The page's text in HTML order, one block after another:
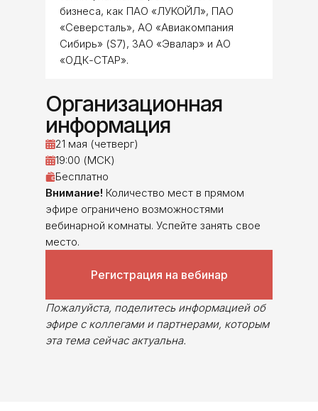
бизнеса, как ПАО «ЛУКОЙЛ», ПАО
«Северсталь», АО «Авиакомпания
Сибирь» (S7), ЗАО «Эвалар» и АО
«ОДК-СТАР».
Организационная
информация
21 мая (четверг)
19:00 (МСК)
Бесплатно
Внимание! Количество мест в прямом
эфире ограничено возможностями
вебинарной комнаты. Успейте занять свое
место.
Регистрация на вебинар
Пожалуйста, поделитесь информацией об
эфире с коллегами и партнерами, которым
эта тема сейчас актуальна.